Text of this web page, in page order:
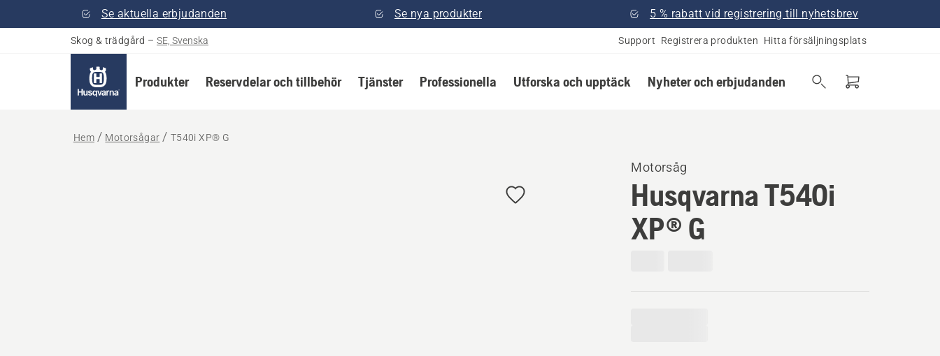
Se aktuella erbjudanden Se nya produkter 5 % rabatt vid registrering till nyhetsbrev
Skog & trädgård – SE, Svenska Support Registrera produkten Hitta försäljningsplats
Produkter Reservdelar och tillbehör Tjänster Professionella Utforska och upptäck Nyheter och erbjudanden
Hem Motorsågar T540i XP® G
Motorsåg
Husqvarna T540i
XP® G